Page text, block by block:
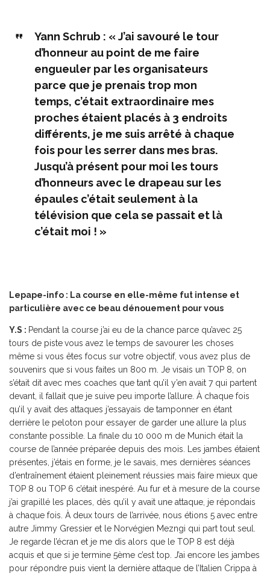
Yann Schrub : « J’ai savouré le tour
d’honneur au point de me faire
engueuler par les organisateurs
parce que je prenais trop mon
temps, c’était extraordinaire mes
proches étaient placés à 3 endroits
différents, je me suis arrêté à chaque
fois pour les serrer dans mes bras.
Jusqu’à présent pour moi les tours
d’honneurs avec le drapeau sur les
épaules c’était seulement à la
télévision que cela se passait et là
c’était moi ! »
Lepape-info : La course en elle-même fut intense et
particulière avec ce beau dénouement pour vous
Y.S : Pendant la course j’ai eu de la chance parce qu’avec 25
tours de pistevous avez le temps de savourer les choses
même si vous êtes focus sur votre objectif, vous avez plus de
souvenirs que si vous faites un 800 m. Je visais un TOP 8, on
s’était dit avec mes coaches que tant qu’il y’en avait 7 qui partent
devant, il fallait que je suive peu importe l’allure. À chaque fois
qu’il y avait des attaques j’essayais de tamponner en étant
derrière le peloton pour essayer de garder une allure la plus
constante possible. La finale du 10 000 m de Munich était la
course de l’année préparée depuis des mois. Les jambes étaient
présentes, j’étais en forme, je le savais, mes dernières séances
d’entraînement étaient pleinement réussies mais faire mieux que
TOP 8 ou TOP 6 c’était inespéré. Au fur et à mesure de la course
j’ai grapillé les places, dès qu’il y avait une attaque, je répondais
à chaque fois. À deux tours de l’arrivée, nous étions 5 avec entre
autre Jimmy Gressier et le Norvégien Mezngi qui part tout seul.
Je regarde l’écran et je me dis alors que le TOP 8 est déjà
acquis et que si je termine 5ème c’est top. J’ai encore les jambes
pour répondre puis vient la dernière attaque de l’Italien Crippa à